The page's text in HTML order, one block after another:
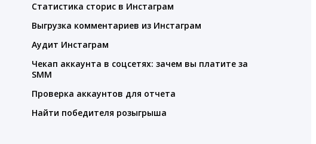
Статистика сторис в Инстаграм
Выгрузка комментариев из Инстаграм
Аудит Инстаграм
Чекап аккаунта в соцсетях: зачем вы платите за
SMM
Проверка аккаунтов для отчета
Найти победителя розыгрыша